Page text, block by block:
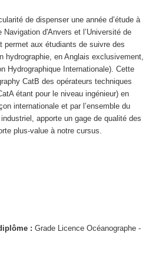
de dispenser une année d’étude à
Navigation d'Anvers et l’Université de
permet aux étudiants de suivre des
hydrographie, en Anglais exclusivement,
Hydrographique Internationale). Cette
CatB des opérateurs techniques
étant pour le niveau ingénieur) en
internationale et par l’ensemble du
apporte un gage de qualité des
plus-value à notre cursus.
: Grade Licence Océanographe -